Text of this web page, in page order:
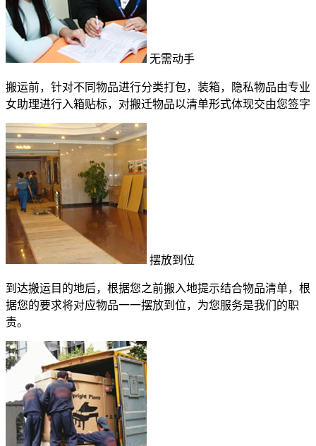
无需动手
搬运前，针对不同物品进行分类打包，装箱，隐私物品由专业
女助理进行入箱贴标，对搬迁物品以清单形式体现交由您签字
摆放到位
到达搬运目的地后，根据您之前搬入地提示结合物品清单，根
据您的要求将对应物品一一摆放到位，为您服务是我们的职
责。